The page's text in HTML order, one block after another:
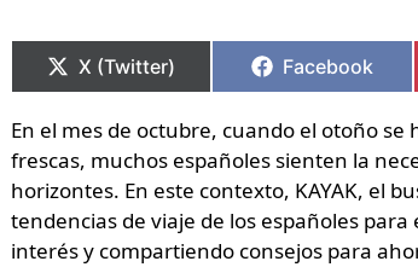
en
X (Twitter)
en
Facebook
En el mes de octubre, cuando el otoño
frescas, muchos españoles sienten la
horizontes. En este contexto, KAYAK, el
tendencias de viaje de los españoles
interés y compartiendo consejos para
en
en